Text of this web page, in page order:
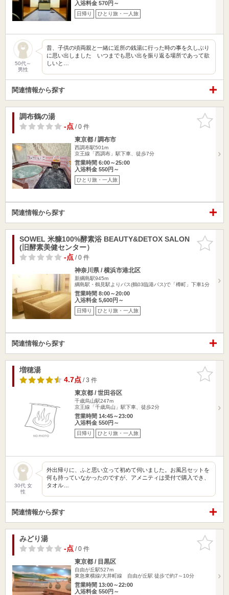
入浴料金 570円～
日帰り ひとり旅・一人旅
50代～
男性
昔、子供の頃両親と一緒に近所の銭湯に行った時の事を久しぶり
に思い出しました いつまでも思い出を振り返る場所であって欲
しいと…
関連情報から探す
お気に入
りに追加
調布鶴の湯
-点/ 0 件
東京都 / 調布市
西調布駅501m
京王線「西調布」駅下車、徒歩7分
営業時間 6:00～25:00
入浴料金 550円～
ひとり旅・一人旅
関連情報から探す
お気に入
りに追加
SOWEL 米糠100%酵素浴 BEAUTY&DETOX SALON
(旧酵素美健センター）
-点/ 0 件
神奈川県 / 横浜市港北区
新綱島駅945m
綱島駅・鶴見駅よりバス(鶴03臨港バス)で「樽町」下車1分
営業時間 8:00～20:00
入浴料金 5,600円～
日帰り ひとり旅・一人旅
関連情報から探す
お気に入
りに追加
増穂湯
4.7点/ 3 件
東京都 / 世田谷区
千歳烏山駅247m
京王線「千歳烏山」駅下車、徒歩2分
営業時間 14:45～23:00
入浴料金 550円～
日帰り ひとり旅・一人旅
30代 女
性
外出帰りに、ふと思い立って初めて伺いました。お風呂セットを
何も持っていなかったのですが、アメニティは受付で購入でき、
タオル…
関連情報から探す
お気に入
りに追加
みどり湯
-点/ 0 件
東京都 / 目黒区
自由が丘駅527m
東急東横線/大井町線 自由が丘駅 徒歩で約7～10分
営業時間 13:00～22:00
入浴料金 550円～